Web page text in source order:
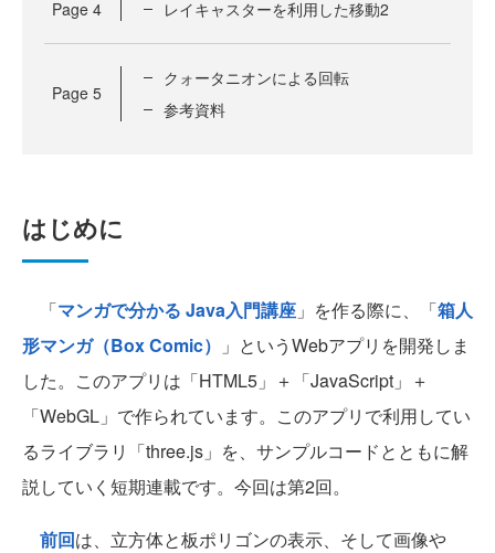
Page 4 レイキャスターを利用した移動2
Page 5
クォータニオンによる回転
参考資料
はじめに
「マンガで分かる Java入門講座 」を作る際に、「箱人
形マンガ（Box Comic）
」というWebアプリを開発しま
した。このアプリは「HTML5」＋「JavaScript」＋
「WebGL」で作られています。このアプリで利用してい
るライブラリ「three.js」を、サンプルコードとともに解
説していく短期連載です。今回は第2回。
前回は、立方体と板ポリゴンの表示、そして画像や